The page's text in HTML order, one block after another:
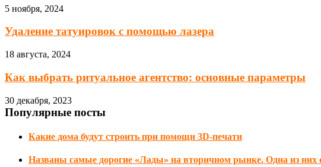
5 ноября, 2024
Удаление татуировок с помощью лазера
18 августа, 2024
Как выбрать ритуальное агентство: основные параметры
30 декабря, 2023
Популярные посты
Какие дома будут строить при помощи 3D-печати
Названы самые дорогие «Лады» на вторичном рынке. Одна из них